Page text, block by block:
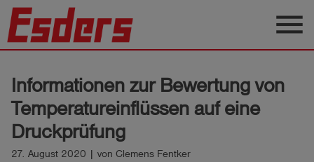
Wissen
Support
Über
menu
Informationen zur Bewertung von
Temperatureinflüssen auf eine
Druckprüfung
27. August 2020 | von Clemens Fentker